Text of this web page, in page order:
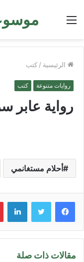
القائمة
الرئيسية / كتب
روايات متنوعة كتب
رواية عابر
أحلام مستغانمي
مقالات ذات صلة